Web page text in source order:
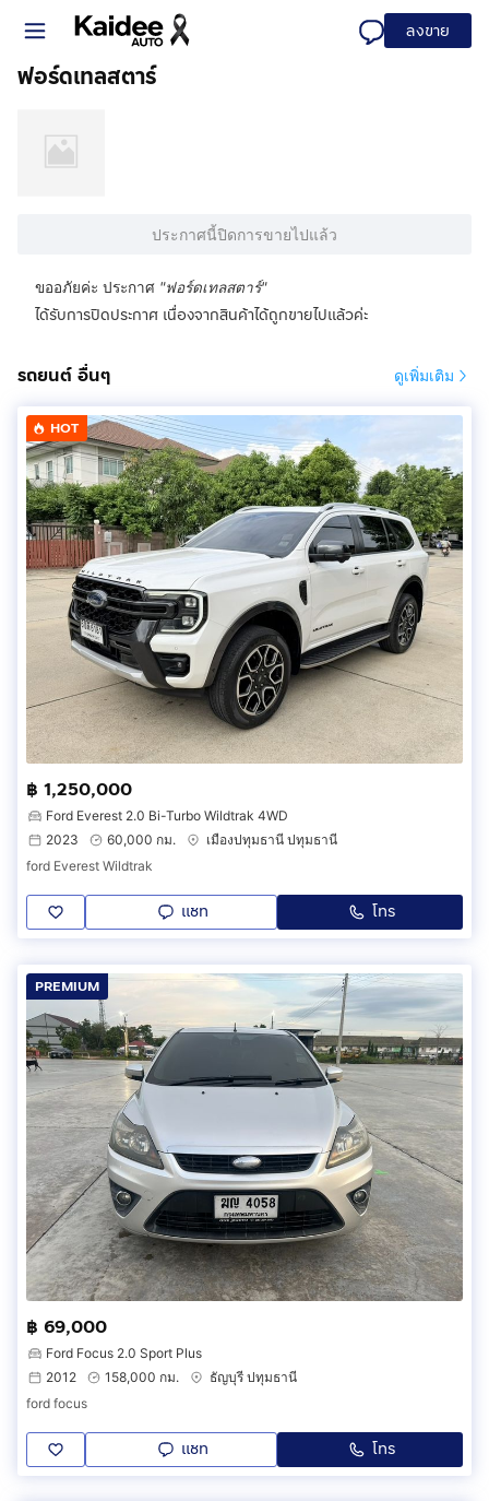
ลงขาย
ฟอร์ดเทลสตาร์
ประกาศนี้ปิดการขายไปแล้ว
ขออภัยค่ะ ประกาศ "ฟอร์ดเทลสตาร์"
ได้รับการปิดประกาศ เนื่องจากสินค้าได้ถูกขายไปแล้วค่ะ
รถยนต์ อื่นๆ ดูเพิ่มเติม
HOT
฿ 1,250,000
Ford Everest 2.0 Bi-Turbo Wildtrak 4WD
2023
60,000 กม.
เมืองปทุมธานี ปทุมธานี
ford Everest Wildtrak
แชท โทร
PREMIUM
฿ 69,000
Ford Focus 2.0 Sport Plus
2012
158,000 กม.
ธัญบุรี ปทุมธานี
ford focus
แชท โทร